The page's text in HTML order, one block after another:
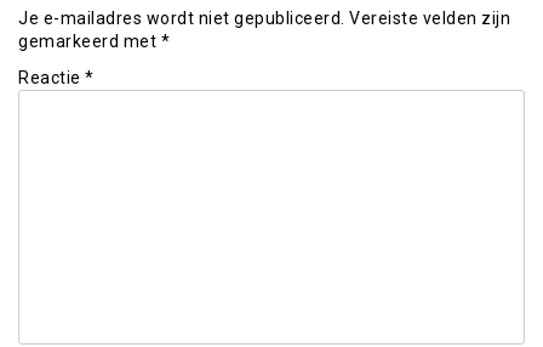
Je e-mailadres wordt niet gepubliceerd. Vereiste velden zijn
gemarkeerd met *
Reactie *